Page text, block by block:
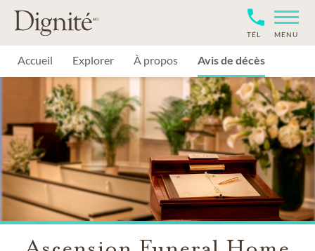
MENU
TÉL
Accueil Explorer À propos Avis de décès